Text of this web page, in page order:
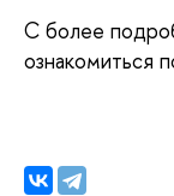
С более
ознакомиться